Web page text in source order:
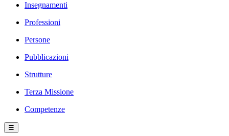
Insegnamenti
Professioni
Persone
Pubblicazioni
Strutture
Terza Missione
Competenze
☰